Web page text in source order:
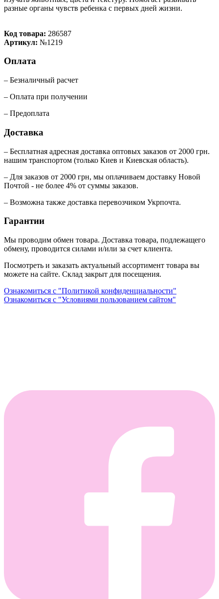
разные органы чувств ребенка с первых дней жизни.
Код товара: 286587
Артикул: №1219
Оплата
– Безналичный расчет
– Оплата при получении
– Предоплата
Доставка
– Бесплатная адресная доставка оптовых заказов от 2000 грн.
нашим транспортом (только Киев и Киевская область).
– Для заказов от 2000 грн, мы оплачиваем доставку Новой
Почтой - не более 4% от суммы заказов.
– Возможна также доставка перевозчиком Укрпочта.
Гарантии
Мы проводим обмен товара. Доставка товара, подлежащего
обмену, проводится силами и/или за счет клиента.
Посмотреть и заказать актуальный ассортимент товара вы
можете на сайте. Склад закрыт для посещения.
Ознакомиться с "Политикой конфиденциальности"
Ознакомиться с "Условиями пользованием сайтом"